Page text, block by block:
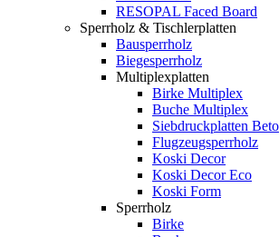
RESOPAL Faced Board
Sperrholz & Tischlerplatten
Bausperrholz
Biegesperrholz
Multiplexplatten
Birke Multiplex
Buche Multiplex
Siebdruckplatten
Flugzeugsperrholz
Koski Decor
Koski Decor Eco
Koski Form
Sperrholz
Birke